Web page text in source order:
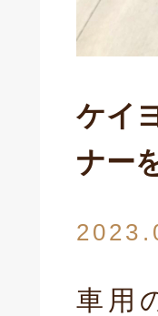
ケイ
ナー
車用